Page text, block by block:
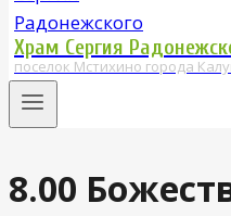
Храм Сергия
поселок Мстихино города
8.00